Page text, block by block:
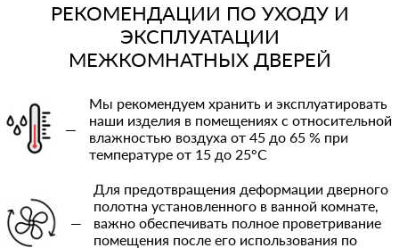
РЕКОМЕНДАЦИИ ПО УХОДУ И
ЭКСПЛУАТАЦИИ
МЕЖКОМНАТНЫХ ДВЕРЕЙ
—
Мы рекомендуем хранить и эксплуатировать
наши изделия в помещениях с относительной
влажностью воздуха от 45 до 65 % при
температуре от 15 до 25°C
—
Для предотвращения деформации дверного
полотна установленного в ванной комнате,
важно обеспечивать полное проветривание
помещения после его использования по